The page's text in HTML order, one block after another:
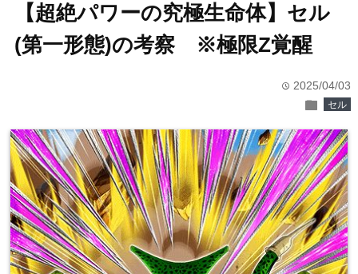
【超絶パワーの究極生命体】セル
(第一形態)の考察 ※極限Z覚醒
time 2025/04/03
folder セル